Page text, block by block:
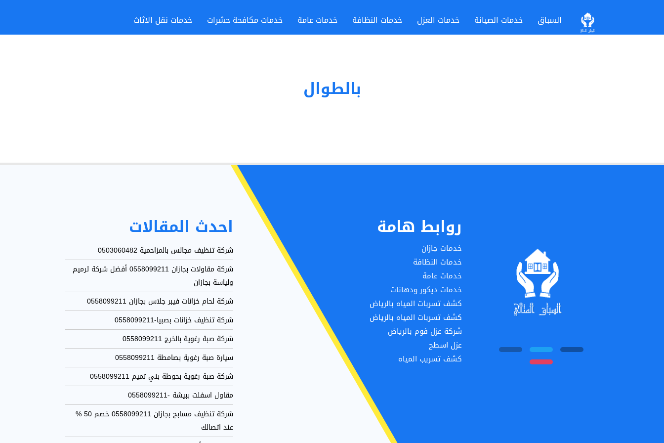
السباق خدمات الصيانة خدمات العزل خدمات النظافة خدمات عامة خدمات مكافحة حشرات خدمات نقل الاثاث
بالطوال
روابط هامة
خدمات جازان
خدمات النظافة
خدمات عامة
خدمات ديكور ودهانات
كشف تسربات المياه بالرياض
كشف تسربات المياه بالرياض
شركة عزل فوم بالرياض
عزل اسطح
كشف تسريب المياه
احدث المقالات
شركة تنظيف مجالس بالمزاحمية 0503060482
شركة مقاولات بجازان 0558099211 أفضل شركة ترميم
ولياسة بجازان
شركة لحام خزانات فيبر جلاس بجازان 0558099211
شركة تنظيف خزانات بصبيا-0558099211
شركة صبة رغوية بالخرج 0558099211
سيارة صبة رغوية بصامطة 0558099211
شركة صبة رغوية بحوطة بني تميم 0558099211
مقاول اسفلت ببيشة -0558099211
شركة تنظيف مسابح بجازان 0558099211 خصم 50 %
عند اتصالك